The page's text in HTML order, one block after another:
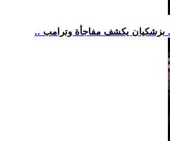
بزشكيان يكشف مفاجأة وترامب